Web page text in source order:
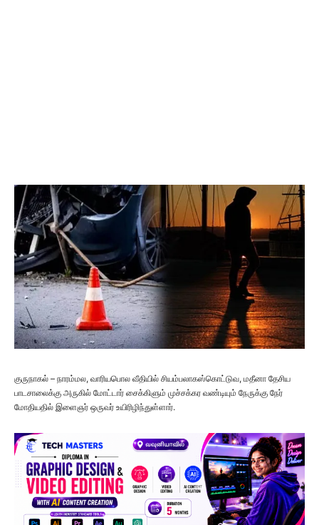
குருநாகல் – நாரம்மல, வாரியபொல வீதியில் சியம்பலாகஸ்கொட்டுவ, மதீனா தேசிய
பாடசாலைக்கு அருகில் மோட்டார் சைக்கிளும் முச்சக்கர வண்டியும் நேருக்கு நேர்
மோதியதில் இளைஞர் ஒருவர் உயிரிழிந்துள்ளார்.